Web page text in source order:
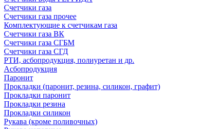
Счетчики газа
Счетчики газа прочее
Комплектующие к счетчикам газа
Счетчики газа ВК
Счетчики газа СГБМ
Счетчики газа СГД
РТИ, асбопродукция, полиуретан и др.
Асбопродукция
Паронит
Прокладки (паронит, резина, силикон, графит)
Прокладки паронит
Прокладки резина
Прокладки силикон
Рукава (кроме поливочных)